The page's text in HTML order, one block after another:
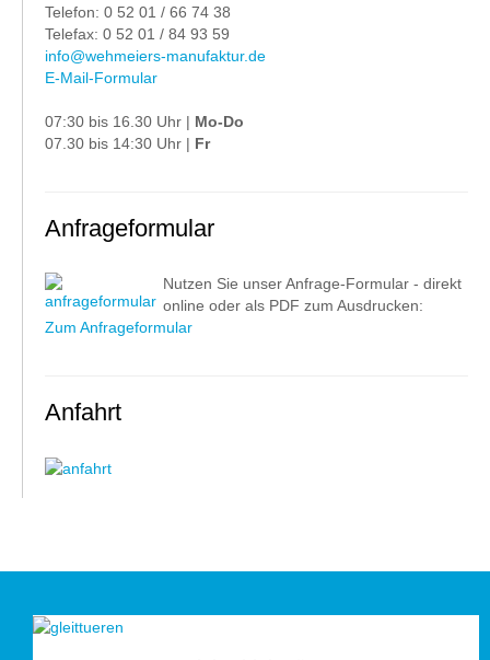
Telefon: 0 52 01 / 66 74 38
Telefax: 0 52 01 / 84 93 59
info@wehmeiers-manufaktur.de
E-Mail-Formular
07:30 bis 16.30 Uhr | Mo-Do
07.30 bis 14:30 Uhr | Fr
Anfrageformular
Nutzen Sie unser Anfrage-Formular - direkt
online oder als PDF zum Ausdrucken:
Zum Anfrageformular
Anfahrt